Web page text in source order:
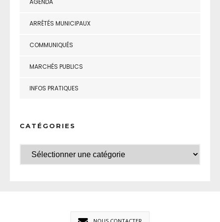
AGENDA
ARRÊTÉS MUNICIPAUX
COMMUNIQUÉS
MARCHÉS PUBLICS
INFOS PRATIQUES
CATÉGORIES